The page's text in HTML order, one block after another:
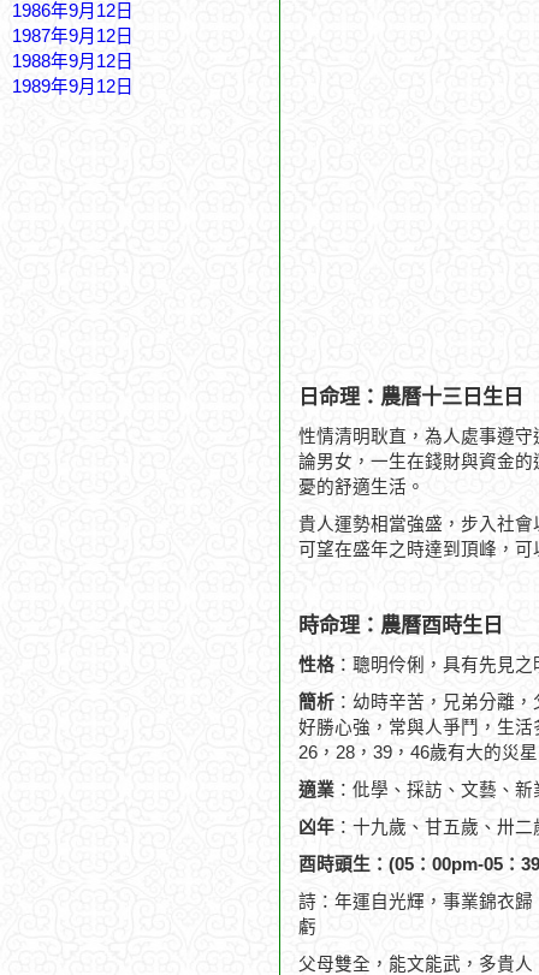
1986年9月12日
1987年9月12日
1988年9月12日
1989年9月12日
日命理：農曆十三日生日
性情清明耿直，為人處事遵
論男女，一生在錢財與資金
憂的舒適生活。
貴人運勢相當強盛，步入社
可望在盛年之時達到頂峰，
時命理：農曆酉時生日
性格 ：聰明伶俐，具有先見
簡析 ：幼時辛苦，兄弟分離
好勝心強，常與人爭鬥，生
26，28，39，46歲有大的災
適業 ：仳學、採訪、文藝、
凶年 ：十九歲、甘五歲、卅
酉時頭生：(05：00pm-05：
詩：年運自光輝，事業錦衣
虧
父母雙全，能文能武，多貴